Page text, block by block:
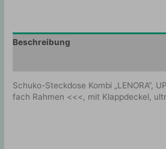
Beschreibung
Schuko-Steckdose Kombi „LENORA“,
fach Rahmen <<<, mit Klappdeckel,